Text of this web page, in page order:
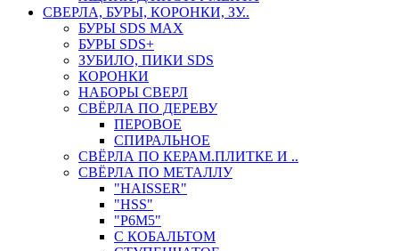
СВЕРЛА, БУРЫ, КОРОНКИ, ЗУ..
БУРЫ SDS MAX
БУРЫ SDS+
ЗУБИЛО, ПИКИ SDS
КОРОНКИ
НАБОРЫ СВЕРЛ
СВЁРЛА ПО ДЕРЕВУ
ПЕРОВОЕ
СПИРАЛЬНОЕ
СВЁРЛА ПО КЕРАМ.ПЛИТКЕ И ..
СВЁРЛА ПО МЕТАЛЛУ
"HAISSER"
"HSS"
"Р6М5"
С КОБАЛЬТОМ